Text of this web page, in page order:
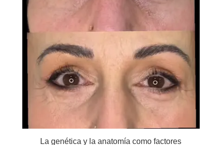
La genética y la anatomía como factores